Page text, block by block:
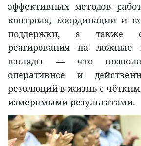
эффективных методов
контроля, координации и
поддержки, а также
реагирования на ложные
взгляды — что
оперативное и
резолюций в жизнь с
измеримыми результатами.